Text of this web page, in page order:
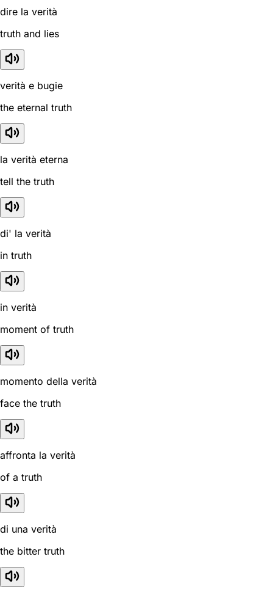
dire la verità
truth and lies
verità e bugie
the eternal truth
la verità eterna
tell the truth
di' la verità
in truth
in verità
moment of truth
momento della verità
face the truth
affronta la verità
of a truth
di una verità
the bitter truth